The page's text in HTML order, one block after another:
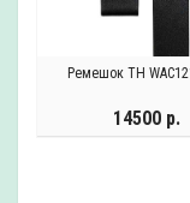
Ремешок TH
14500 р.